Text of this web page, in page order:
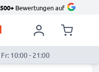
Bewertungen auf
10:00 - 21:00